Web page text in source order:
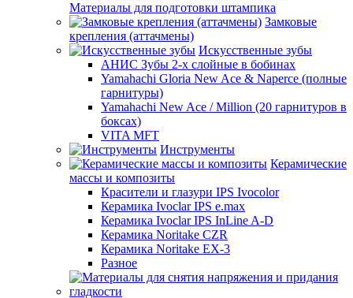
Материалы для подготовки штампика
Замковые
крепления (аттачмены)
Искусственные зубы
АНИС Зубы 2-х слойные в бобинах
Yamahachi Gloria New Ace & Naperce (полные
гарнитуры)
Yamahachi New Ace / Million (20 гарнитуров в
боксах)
VITA MFT
Инструменты
Керамические
массы и композиты
Красители и глазури IPS Ivocolor
Керамика Ivoclar IPS e.max
Керамика Ivoclar IPS InLine A-D
Керамика Noritake CZR
Керамика Noritake EX-3
Разное